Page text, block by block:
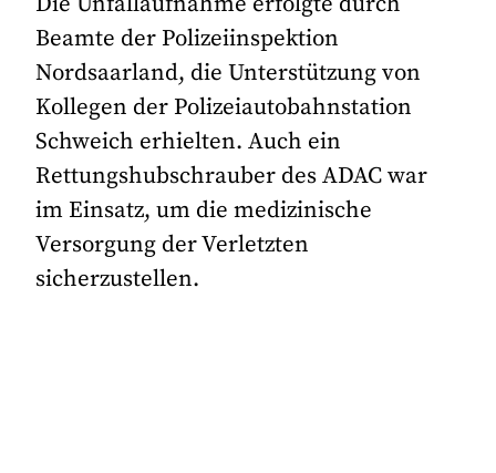
Beamte der Polizeiinspektion
Nordsaarland, die Unterstützung von
Kollegen der Polizeiautobahnstation
Schweich erhielten. Auch ein
Rettungshubschrauber des ADAC war
im Einsatz, um die medizinische
Versorgung der Verletzten
sicherzustellen.